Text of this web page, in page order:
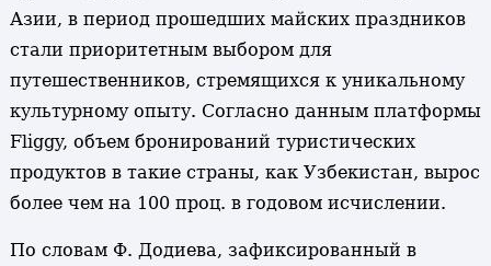
Азии, в период прошедших майских праздников
стали приоритетным выбором для
путешественников, стремящихся к уникальному
культурному опыту. Согласно данным платформы
Fliggy, объем бронирований туристических
продуктов в такие страны, как Узбекистан, вырос
более чем на 100 проц. в годовом исчислении.
По словам Ф. Додиева, зафиксированный в